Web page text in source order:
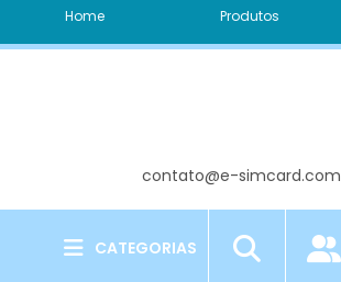
Home Produtos
contato@e-simcard.com
CATEGORIAS